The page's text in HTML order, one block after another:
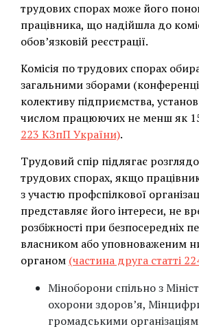
трудових спорах може його
працівника, що надійшла до
обов’язковій реєстрації.
Комісія по трудових спорах
загальними зборами
колективу підприємства,
числом працюючих не менш як
223 КЗпП України).
Трудовий спір підлягає
трудових спорах, якщо
з участю профспілкової
представляє його інтереси, не
розбіжності при безпосередніх
власником або уповноваженим
органом (частина друга статті
Міноборони спільно з
охорони здоров’я,
громадськими